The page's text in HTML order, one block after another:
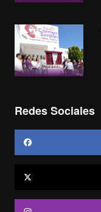
Redes Sociales